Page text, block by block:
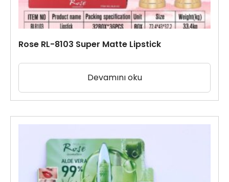
Rose RL-8103 Super Matte Lipstick
Devamını oku